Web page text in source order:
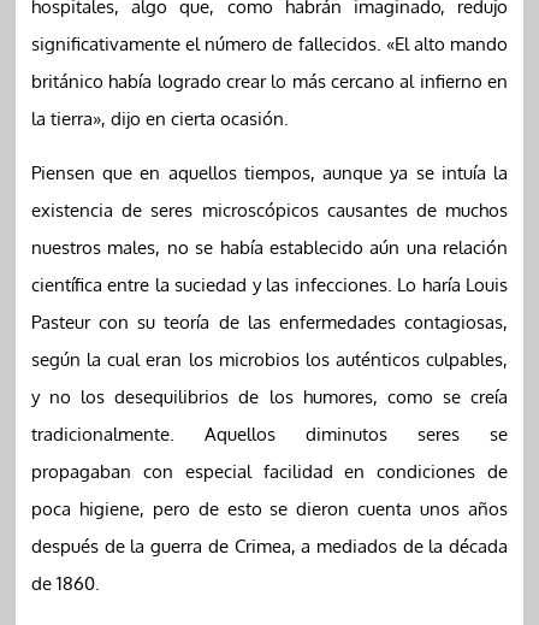
hospitales, algo que, como habrán imaginado, redujo
significativamente el número de fallecidos. «El alto mando
británico había logrado crear lo más cercano al infierno en
la tierra», dijo en cierta ocasión.
Piensen que en aquellos tiempos, aunque ya se intuía la
existencia de seres microscópicos causantes de muchos
nuestros males, no se había establecido aún una relación
científica entre la suciedad y las infecciones. Lo haría Louis
Pasteur con su teoría de las enfermedades contagiosas,
según la cual eran los microbios los auténticos culpables,
y no los desequilibrios de los humores, como se creía
tradicionalmente. Aquellos diminutos seres se
propagaban con especial facilidad en condiciones de
poca higiene, pero de esto se dieron cuenta unos años
después de la guerra de Crimea, a mediados de la década
de 1860.